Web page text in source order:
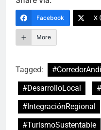
Facebook X
More
Tagged:
#DesarrolloLocal
#IntegraciónRegional
#TurismoSustentable